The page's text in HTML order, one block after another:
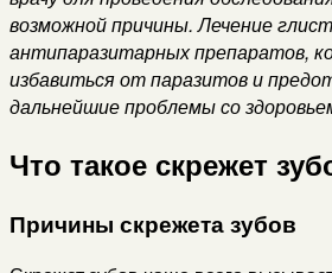
возможной причины. Лечение
антипаразитарных препаратов,
избавиться от паразитов и
дальнейшие проблемы со
Что такое скрежет
Причины скрежета зубов